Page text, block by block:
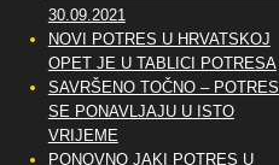
30.09.2021
NOVI POTRES U HRVATSKOJ
OPET JE U TABLICI POTRESA
SAVRŠENO TOČNO – POTRESI
SE PONAVLJAJU U ISTO
VRIJEME
PONOVNO JAKI POTRES U